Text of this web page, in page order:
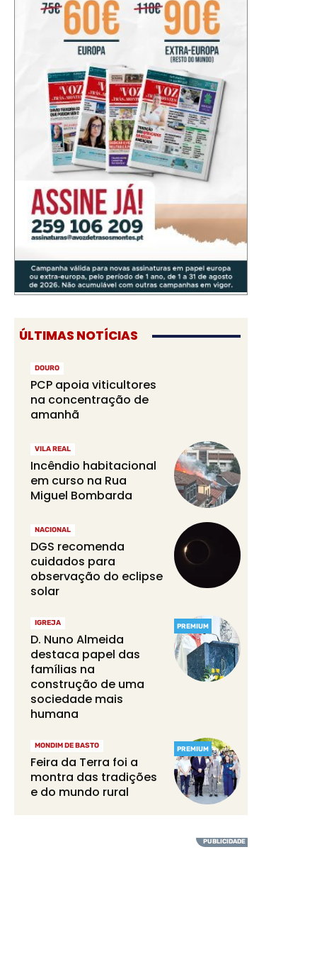
ÚLTIMAS NOTÍCIAS
DOURO
PCP apoia viticultores
na concentração de
amanhã
VILA REAL
Incêndio habitacional
em curso na Rua
Miguel Bombarda
NACIONAL
DGS recomenda
cuidados para
observação do eclipse
solar
PREMIUM
IGREJA
D. Nuno Almeida
destaca papel das
famílias na
construção de uma
sociedade mais
humana
PREMIUM
MONDIM DE BASTO
Feira da Terra foi a
montra das tradições
e do mundo rural